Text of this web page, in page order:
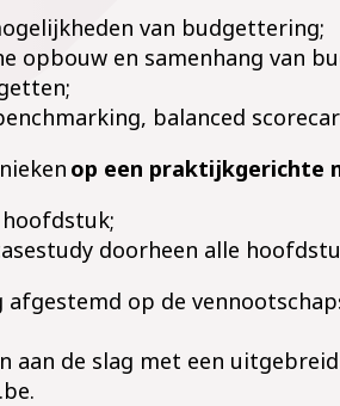
van budgettering;
opbouw en samenhang van
balanced
op een praktijkgerichte
hoofdstuk;
doorheen alle
afgestemd op de
aan de slag met een